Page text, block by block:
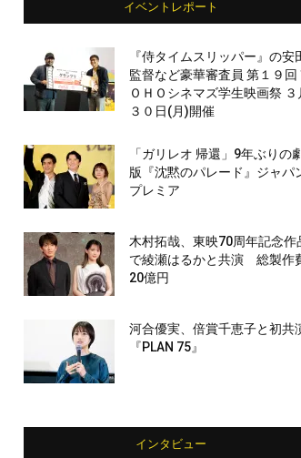
イベントレポート
『侍タイムスリッパー』の安
監督など豪華審査員 第１９回
ＯＨＯシネマズ学生映画祭 ３
３０日(月)開催
「ガリレオ 帰還」9年ぶりの
版『沈黙のパレード』ジャパ
プレミア
木村拓哉、東映70周年記念作
で綾瀬はるかと共演 総製作
20億円
河合優実、倍賞千恵子と初共
『PLAN 75』
インタビュー